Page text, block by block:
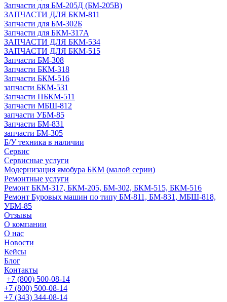
Запчасти для БМ-205Д (БМ-205В)
ЗАПЧАСТИ ДЛЯ БКМ-811
Запчасти для БМ-302Б
Запчасти для БКМ-317А
ЗАПЧАСТИ ДЛЯ БКМ-534
ЗАПЧАСТИ ДЛЯ БКМ-515
Запчасти БМ-308
Запчасти БКМ-318
Запчасти БКМ-516
запчасти БКМ-531
Запчасти ПБКМ-511
Запчасти МБШ-812
запчасти УБМ-85
Запчасти БМ-831
запчасти БМ-305
Б/У техника в наличии
Сервис
Сервисные услуги
Модернизация ямобура БКМ (малой серии)
Ремонтные услуги
Ремонт БКМ-317, БКМ-205, БМ-302, БКМ-515, БКМ-516
Ремонт Буровых машин по типу БМ-811, БМ-831, МБШ-818,
УБМ-85
Отзывы
О компании
О нас
Новости
Кейсы
Блог
Контакты
+7 (800) 500-08-14
+7 (800) 500-08-14
+7 (343) 344-08-14